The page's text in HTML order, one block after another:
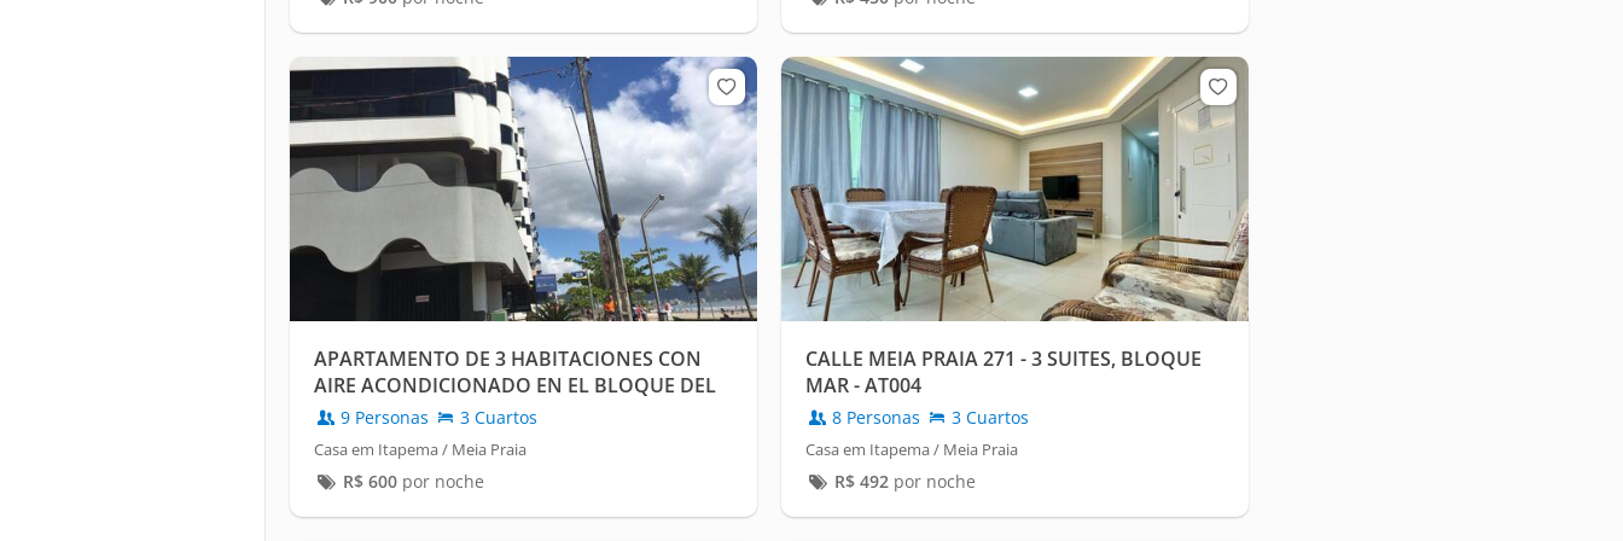
APARTAMENTO DE 3 HABITACIONES CON
AIRE ACONDICIONADO EN EL BLOQUE DEL
MAR EN EL BANCO DO BRASIL
9 Personas 3 Cuartos
Casa em Itapema / Meia Praia
R$ 600por noche
CALLE MEIA PRAIA 271 - 3 SUITES, BLOQUE
MAR - AT004
8 Personas 3 Cuartos
Casa em Itapema / Meia Praia
R$ 492 por noche